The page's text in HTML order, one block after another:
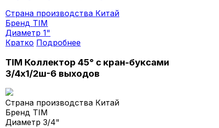
Страна производства Китай
Бренд TIM
Диаметр1"
Кратко Подробнее
TIM Коллектор 45° с кран-буксами
3/4х1/2ш-6 выходов
Страна производства Китай
Бренд TIM
Диаметр3/4"